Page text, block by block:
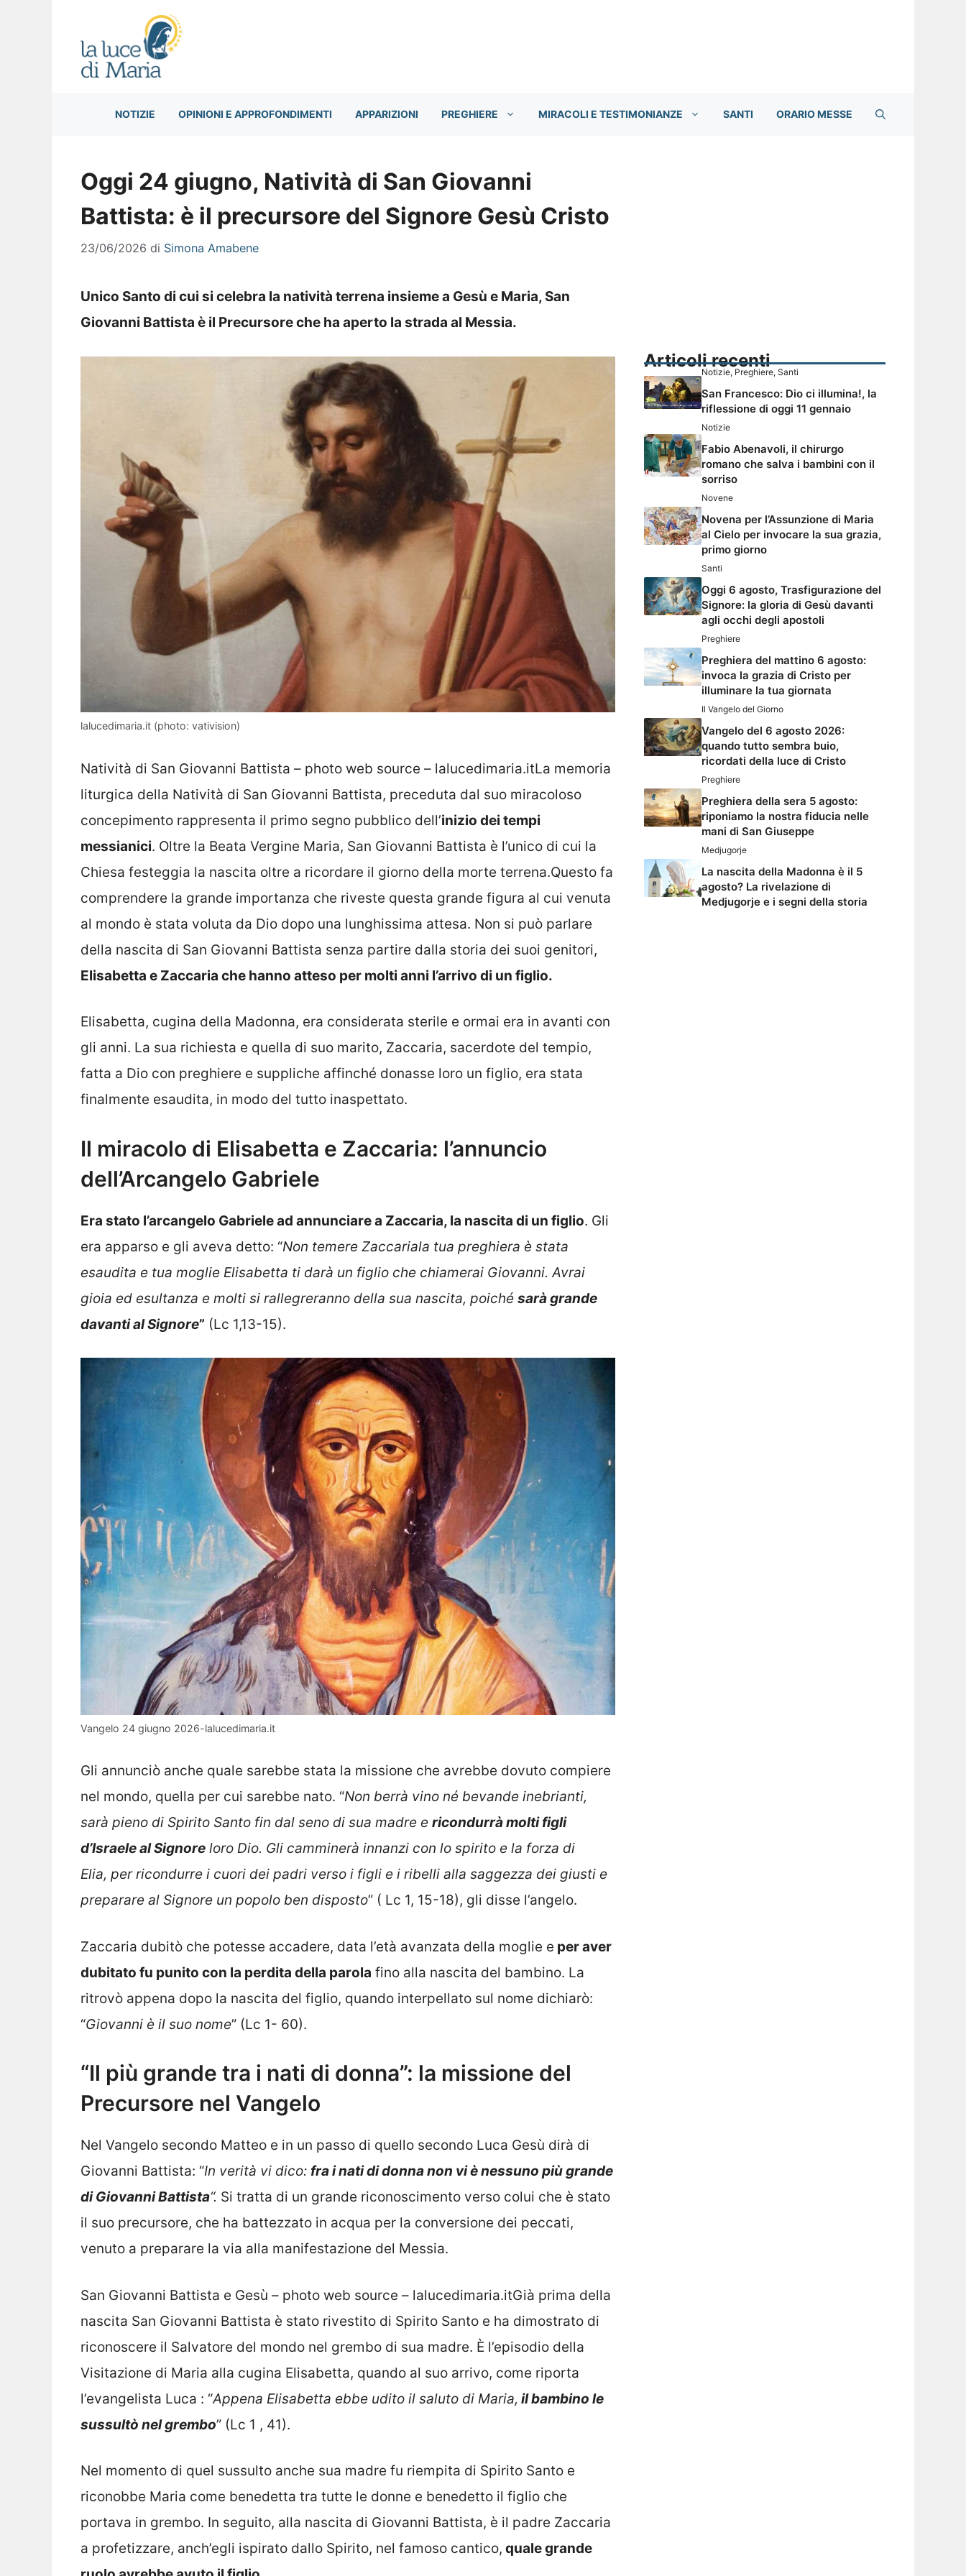
NOTIZIE OPINIONI E APPROFONDIMENTI APPARIZIONI PREGHIERE MIRACOLI E TESTIMONIANZE SANTI ORARIO MESSE
Oggi 24 giugno, Natività di San Giovanni
Battista: è il precursore del Signore Gesù Cristo
23/06/2026 di Simona Amabene
Unico Santo di cui si celebra la natività terrena insieme a Gesù e Maria, San
Giovanni Battista è il Precursore che ha aperto la strada al Messia.
lalucedimaria.it (photo: vativision)
Natività di San Giovanni Battista – photo web source – lalucedimaria.itLa memoria
liturgica della Natività di San Giovanni Battista, preceduta dal suo miracoloso
concepimento rappresenta il primo segno pubblico dell’inizio dei tempi
messianici. Oltre la Beata Vergine Maria, San Giovanni Battista è l’unico di cui la
Chiesa festeggia la nascita oltre a ricordare il giorno della morte terrena.Questo fa
comprendere la grande importanza che riveste questa grande figura al cui venuta
al mondo è stata voluta da Dio dopo una lunghissima attesa. Non si può parlare
della nascita di San Giovanni Battista senza partire dalla storia dei suoi genitori,
Elisabetta e Zaccaria che hanno atteso per molti anni l’arrivo di un figlio.
Elisabetta, cugina della Madonna, era considerata sterile e ormai era in avanti con
gli anni. La sua richiesta e quella di suo marito, Zaccaria, sacerdote del tempio,
fatta a Dio con preghiere e suppliche affinché donasse loro un figlio, era stata
finalmente esaudita, in modo del tutto inaspettato.
Il miracolo di Elisabetta e Zaccaria: l’annuncio
dell’Arcangelo Gabriele
Era stato l’arcangelo Gabriele ad annunciare a Zaccaria, la nascita di un figlio. Gli
era apparso e gli aveva detto: “Non temere Zaccariala tua preghiera è stata
esaudita e tua moglie Elisabetta ti darà un figlio che chiamerai Giovanni. Avrai
gioia ed esultanza e molti si rallegreranno della sua nascita, poiché sarà grande
davanti al Signore” (Lc 1,13-15).
Vangelo 24 giugno 2026-lalucedimaria.it
Gli annunciò anche quale sarebbe stata la missione che avrebbe dovuto compiere
nel mondo, quella per cui sarebbe nato. “Non berrà vino né bevande inebrianti,
sarà pieno di Spirito Santo fin dal seno di sua madre e ricondurrà molti figli
d’Israele al Signore loro Dio. Gli camminerà innanzi con lo spirito e la forza di
Elia, per ricondurre i cuori dei padri verso i figli e i ribelli alla saggezza dei giusti e
preparare al Signore un popolo ben disposto” ( Lc 1, 15-18), gli disse l’angelo.
Zaccaria dubitò che potesse accadere, data l’età avanzata della moglie e per aver
dubitato fu punito con la perdita della parola fino alla nascita del bambino. La
ritrovò appena dopo la nascita del figlio, quando interpellato sul nome dichiarò:
“Giovanni è il suo nome” (Lc 1- 60).
“Il più grande tra i nati di donna”: la missione del
Precursore nel Vangelo
Nel Vangelo secondo Matteo e in un passo di quello secondo Luca Gesù dirà di
Giovanni Battista: “In verità vi dico: fra i nati di donna non vi è nessuno più grande
di Giovanni Battista“. Si tratta di un grande riconoscimento verso colui che è stato
il suo precursore, che ha battezzato in acqua per la conversione dei peccati,
venuto a preparare la via alla manifestazione del Messia.
San Giovanni Battista e Gesù – photo web source – lalucedimaria.itGià prima della
nascita San Giovanni Battista è stato rivestito di Spirito Santo e ha dimostrato di
riconoscere il Salvatore del mondo nel grembo di sua madre. È l’episodio della
Visitazione di Maria alla cugina Elisabetta, quando al suo arrivo, come riporta
l’evangelista Luca : “Appena Elisabetta ebbe udito il saluto di Maria, il bambino le
sussultò nel grembo” (Lc 1 , 41).
Nel momento di quel sussulto anche sua madre fu riempita di Spirito Santo e
riconobbe Maria come benedetta tra tutte le donne e benedetto il figlio che
portava in grembo. In seguito, alla nascita di Giovanni Battista, è il padre Zaccaria
a profetizzare, anch’egli ispirato dallo Spirito, nel famoso cantico, quale grande
Articoli recenti
Notizie, Preghiere, Santi
San Francesco: Dio ci illumina!, la
riflessione di oggi 11 gennaio
Notizie
Fabio Abenavoli, il chirurgo
romano che salva i bambini con il
sorriso
Novene
Novena per l’Assunzione di Maria
al Cielo per invocare la sua grazia,
primo giorno
Santi
Oggi 6 agosto, Trasfigurazione del
Signore: la gloria di Gesù davanti
agli occhi degli apostoli
Preghiere
Preghiera del mattino 6 agosto:
invoca la grazia di Cristo per
illuminare la tua giornata
Il Vangelo del Giorno
Vangelo del 6 agosto 2026:
quando tutto sembra buio,
ricordati della luce di Cristo
Preghiere
Preghiera della sera 5 agosto:
riponiamo la nostra fiducia nelle
mani di San Giuseppe
Medjugorje
La nascita della Madonna è il 5
agosto? La rivelazione di
Medjugorje e i segni della storia